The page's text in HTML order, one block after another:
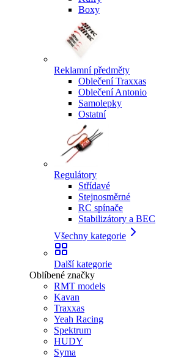
Boxy
Reklamní předměty
Oblečení Traxxas
Oblečení Antonio
Samolepky
Ostatní
Regulátory
Střídavé
Stejnosměrné
RC spínače
Stabilizátory a BEC
Všechny kategorie
Další kategorie
Oblíbené značky
RMT models
Kavan
Traxxas
Yeah Racing
Spektrum
HUDY
Syma